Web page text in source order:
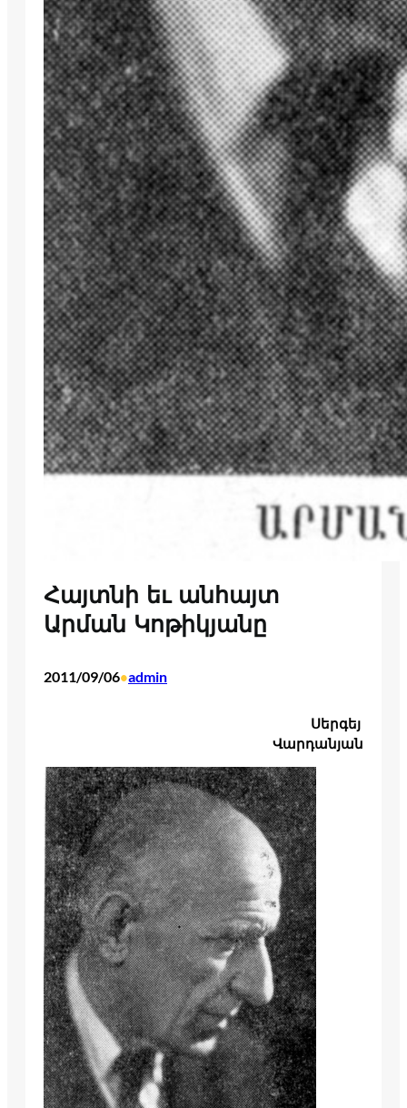
Հայտնի եւ անհայտ
Արման Կոթիկյանը
2011/09/06•admin
Սերգեյ
Վարդանյան